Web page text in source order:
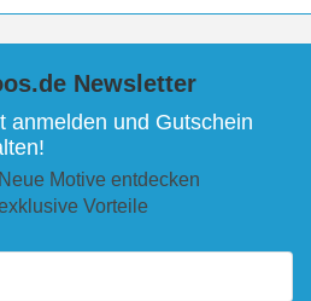
Newsletter
anmelden und Gutschein
Neue Motive entdecken
Vorteile